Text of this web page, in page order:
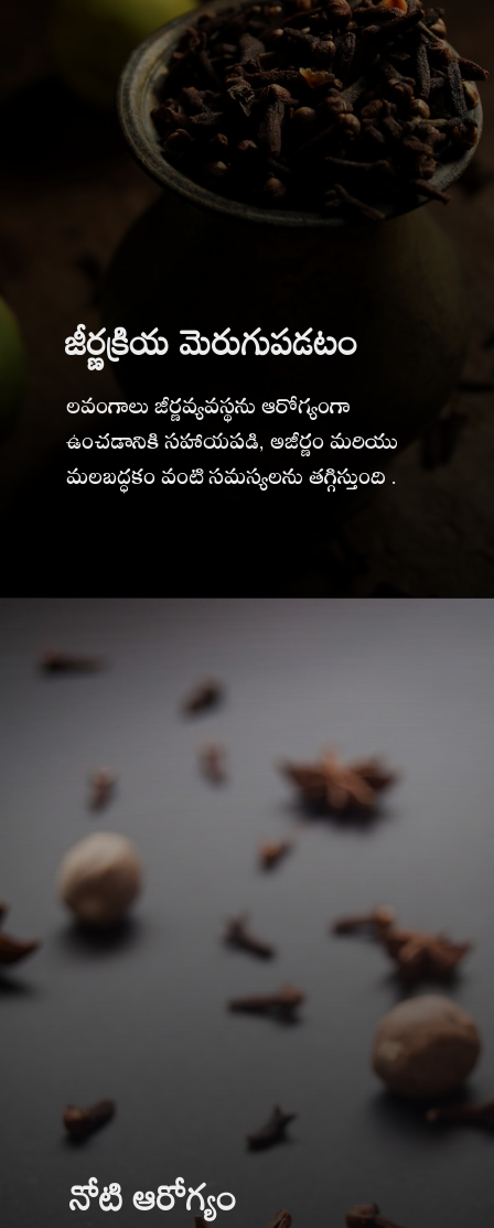
జీర్ణక్రియ మెరుగుపడటం
లవంగాలు జీర్ణవ్యవస్థను ఆరోగ్యంగా
ఉంచడానికి సహాయపడి, అజీర్ణం మరియు
మలబద్ధకం వంటి సమస్యలను తగ్గిస్తుంది .
నోటి ఆరోగ్యం